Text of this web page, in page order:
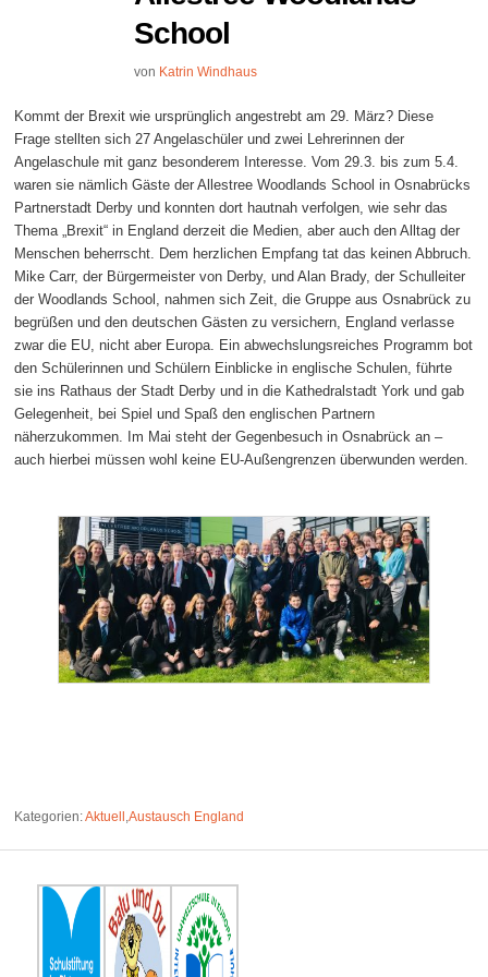
School
von Katrin Windhaus
Kommt der Brexit wie ursprünglich angestrebt am 29. März? Diese
Frage stellten sich 27 Angelaschüler und zwei Lehrerinnen der
Angelaschule mit ganz besonderem Interesse. Vom 29.3. bis zum 5.4.
waren sie nämlich Gäste der Allestree Woodlands School in Osnabrücks
Partnerstadt Derby und konnten dort hautnah verfolgen, wie sehr das
Thema „Brexit“ in England derzeit die Medien, aber auch den Alltag der
Menschen beherrscht. Dem herzlichen Empfang tat das keinen Abbruch.
Mike Carr, der Bürgermeister von Derby, und Alan Brady, der Schulleiter
der Woodlands School, nahmen sich Zeit, die Gruppe aus Osnabrück zu
begrüßen und den deutschen Gästen zu versichern, England verlasse
zwar die EU, nicht aber Europa. Ein abwechslungsreiches Programm bot
den Schülerinnen und Schülern Einblicke in englische Schulen, führte
sie ins Rathaus der Stadt Derby und in die Kathedralstadt York und gab
Gelegenheit, bei Spiel und Spaß den englischen Partnern
näherzukommen. Im Mai steht der Gegenbesuch in Osnabrück an –
auch hierbei müssen wohl keine EU-Außengrenzen überwunden werden.
Kategorien:Aktuell ,Austausch England